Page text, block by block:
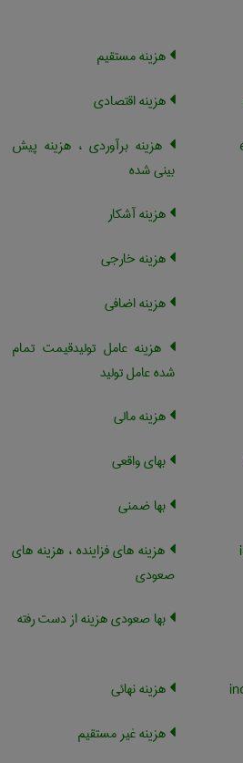
هزینه مستقیم
هزینه اقتصادی
هزینه برآوردی ، هزینه پیش
بینی شده
هزینه آشکار
هزینه خارجی
هزینه اضافی
هزینه عامل تولیدقیمت تمام
شده عامل تولید
هزینه مالی
بهای واقعی
بها ضمنی
هزینه های فزاینده ، هزینه های
صعودی
بها صعودی هزینه از دست رفته
هزینه نهائی
هزینه غیر مستقیم